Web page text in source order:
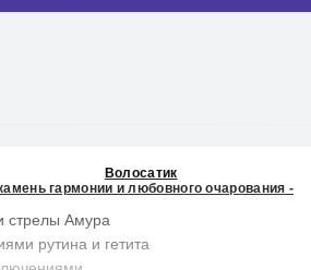
Волосатик
гармонии и любовного очарования -
стрелы Амура
рутина и гетита